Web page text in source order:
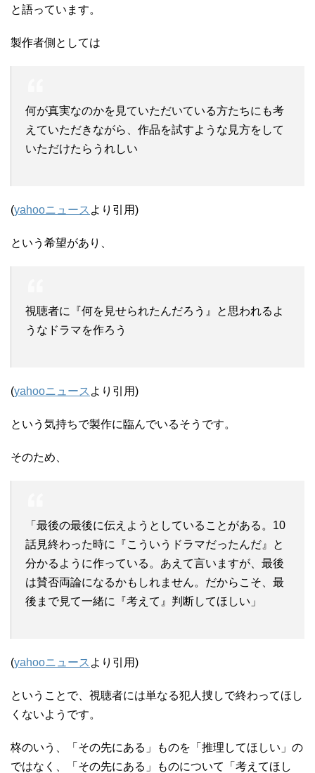
と語っています。
製作者側としては
何が真実なのかを見ていただいている方たちにも考
えていただきながら、作品を試すような見方をして
いただけたらうれしい
(yahooニュース より引用)
という希望があり、
視聴者に『何を見せられたんだろう』と思われるよ
うなドラマを作ろう
(yahooニュース より引用)
という気持ちで製作に臨んでいるそうです。
そのため、
「最後の最後に伝えようとしていることがある。10
話見終わった時に『こういうドラマだったんだ』と
分かるように作っている。あえて言いますが、最後
は賛否両論になるかもしれません。だからこそ、最
後まで見て一緒に『考えて』判断してほしい」
(yahooニュース より引用)
ということで、視聴者には単なる犯人捜しで終わってほし
くないようです。
柊のいう、「その先にある」ものを「推理してほしい」の
ではなく、「その先にある」ものについて「考えてほし